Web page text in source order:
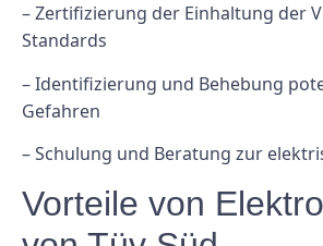
– Zertifizierung der Einhaltung der
Standards
– Identifizierung und Behebung
Gefahren
– Schulung und Beratung zur
Vorteile von